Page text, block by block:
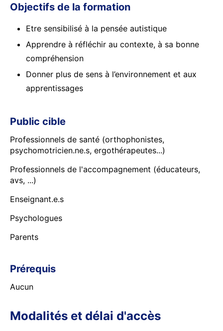
Objectifs de la formation
Etre sensibilisé à la pensée autistique
Apprendre à réfléchir au contexte, à sa bonne
compréhension
Donner plus de sens à l’environnement et aux
apprentissages
Public cible
Professionnels de santé (orthophonistes,
psychomotricien.ne.s, ergothérapeutes...)
Professionnels de l'accompagnement (éducateurs,
avs, ...)
Enseignant.e.s
Psychologues
Parents
Prérequis
Aucun
Modalités et délai d'accès